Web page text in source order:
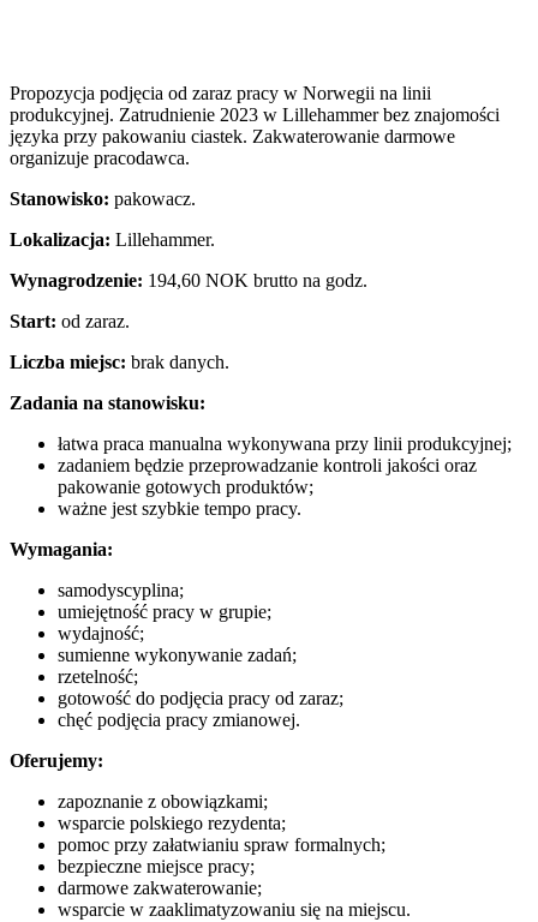
Propozycja podjęcia od zaraz pracy w Norwegii na linii
produkcyjnej. Zatrudnienie 2023 w Lillehammer bez znajomości
języka przy pakowaniu ciastek. Zakwaterowanie darmowe
organizuje pracodawca.
Stanowisko: pakowacz.
Lokalizacja: Lillehammer.
Wynagrodzenie: 194,60 NOK brutto na godz.
Start: od zaraz.
Liczba miejsc: brak danych.
Zadania na stanowisku:
łatwa praca manualna wykonywana przy linii produkcyjnej;
zadaniem będzie przeprowadzanie kontroli jakości oraz
pakowanie gotowych produktów;
ważne jest szybkie tempo pracy.
Wymagania:
samodyscyplina;
umiejętność pracy w grupie;
wydajność;
sumienne wykonywanie zadań;
rzetelność;
gotowość do podjęcia pracy od zaraz;
chęć podjęcia pracy zmianowej.
Oferujemy:
zapoznanie z obowiązkami;
wsparcie polskiego rezydenta;
pomoc przy załatwianiu spraw formalnych;
bezpieczne miejsce pracy;
darmowe zakwaterowanie;
wsparcie w zaaklimatyzowaniu się na miejscu.